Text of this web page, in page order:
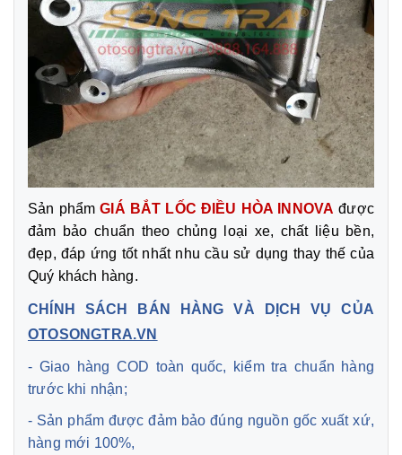
Sản phẩmGIÁ BẮT LỐC ĐIỀU HÒA INNOVAđược
đảm bảo chuẩn theo chủng loại xe, chất liệu bền,
đẹp, đáp ứng tốt nhất nhu cầu sử dụng thay thế của
Quý khách hàng.
CHÍNH SÁCH BÁN HÀNG VÀ DỊCH VỤ CỦA
OTOSONGTRA.VN
- Giao hàng COD toàn quốc, kiểm tra chuẩn hàng
trước khi nhận;
- Sản phẩm được đảm bảo đúng nguồn gốc xuất xứ,
hàng mới 100%,